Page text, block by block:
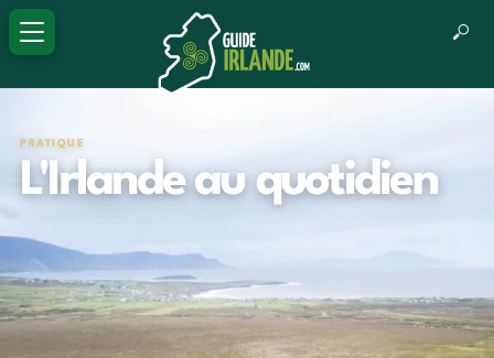
PRATIQUE
L'Irlande au quotidien